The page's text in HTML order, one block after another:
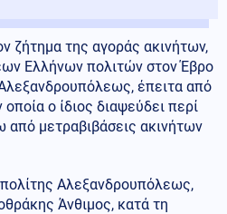
ζήτημα της αγοράς ακινήτων,
Ελλήνων πολιτών στον Έβρο
έπειτα από
ο ίδιος διαψεύδει περί
από μετραβιβάσεις ακινήτων
Αλεξανδρουπόλεως,
Άνθιμος, κατά τη